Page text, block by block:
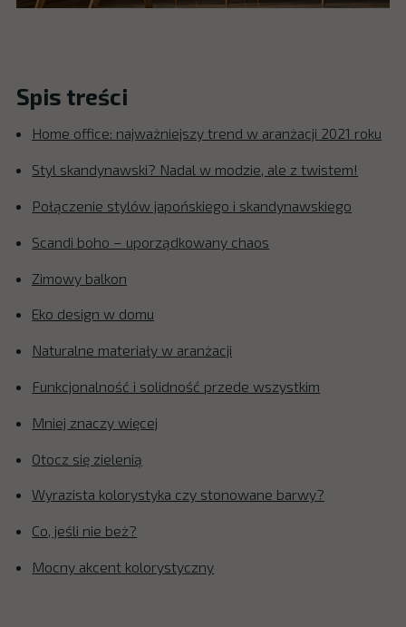
Spis treści
Home office: najważniejszy trend w aranżacji 2021 roku
Styl skandynawski? Nadal w modzie, ale z twistem!
Połączenie stylów japońskiego i skandynawskiego
Scandi boho – uporządkowany chaos
Zimowy balkon
Eko design w domu
Naturalne materiały w aranżacji
Funkcjonalność i solidność przede wszystkim
Mniej znaczy więcej
Otocz się zielenią
Wyrazista kolorystyka czy stonowane barwy?
Co, jeśli nie beż?
Mocny akcent kolorystyczny